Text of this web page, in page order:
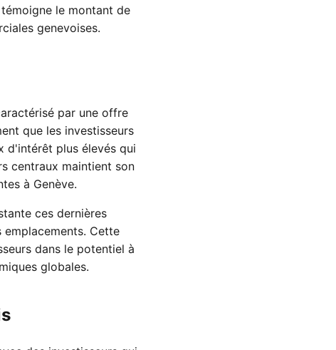
le montant de
genevoises.
par une offre
que les investisseurs
d'intérêt plus élevés qui
centraux maintient son
à Genève.
ces dernières
Cette
dans le potentiel à
globales.